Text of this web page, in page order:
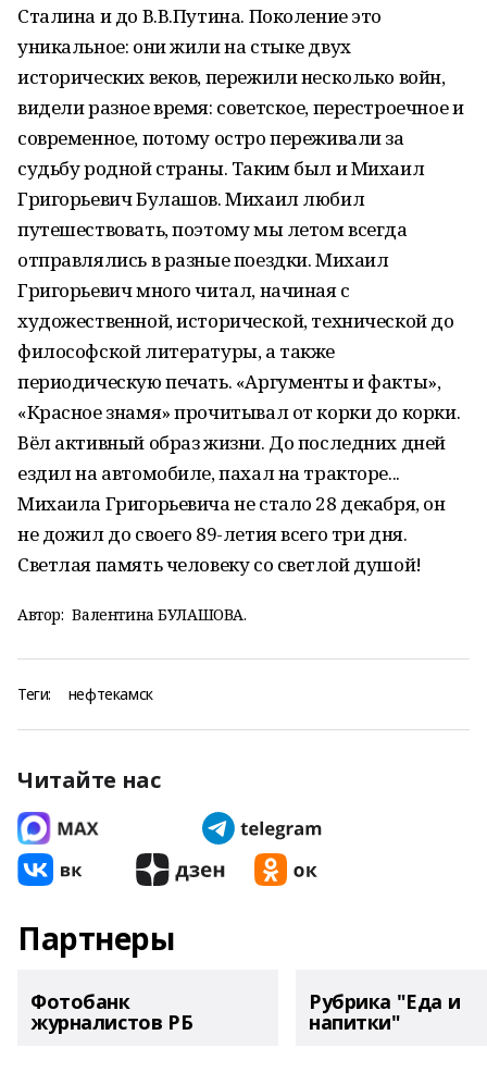
Сталина и до В.В.Путина. Поколение это
уникальное: они жили на стыке двух
исторических веков, пережили несколько войн,
видели разное время: советское, перестроечное и
современное, потому остро переживали за
судьбу родной страны. Таким был и Михаил
Григорьевич Булашов. Михаил любил
путешествовать, поэтому мы летом всегда
отправлялись в разные поездки. Михаил
Григорьевич много читал, начиная с
художественной, исторической, технической до
философской литературы, а также
периодическую печать. «Аргументы и факты»,
«Красное знамя» прочитывал от корки до корки.
Вёл активный образ жизни. До последних дней
ездил на автомобиле, пахал на тракторе...
Михаила Григорьевича не стало 28 декабря, он
не дожил до своего 89-летия всего три дня.
Светлая память человеку со светлой душой!
Автор: Валентина БУЛАШОВА.
Теги: нефтекамск
Читайте нас
Партнеры
Фотобанк
журналистов РБ
Рубрика "Еда и
напитки"